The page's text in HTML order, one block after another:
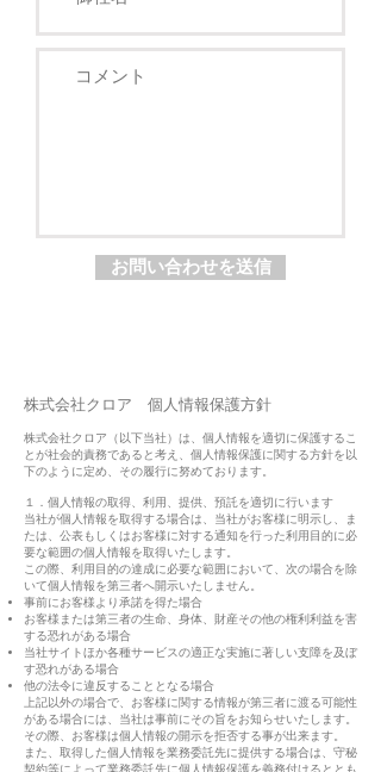
お問い合わせを送信
株式会社クロア 個人情報保護方針
株式会社クロア（以下当社）は、個人情報を適切に保護するこ
とが社会的責務であると考え、個人情報保護に関する方針を以
下のように定め、その履行に努めております。
１．個人情報の取得、利用、提供、預託を適切に行います
当社が個人情報を取得する場合は、当社がお客様に明示し、ま
たは、公表もしくはお客様に対する通知を行った利用目的に必
要な範囲の個人情報を取得いたします。
この際、利用目的の達成に必要な範囲において、次の場合を除
いて個人情報を第三者へ開示いたしません。
事前にお客様より承諾を得た場合
お客様または第三者の生命、身体、財産その他の権利利益を害
する恐れがある場合
当社サイトほか各種サービスの適正な実施に著しい支障を及ぼ
す恐れがある場合
他の法令に違反することとなる場合
上記以外の場合で、お客様に関する情報が第三者に渡る可能性
がある場合には、当社は事前にその旨をお知らせいたします。
その際、お客様は個人情報の開示を拒否する事が出来ます。
また、取得した個人情報を業務委託先に提供する場合は、守秘
契約等によって業務委託先に個人情報保護を義務付けるととも